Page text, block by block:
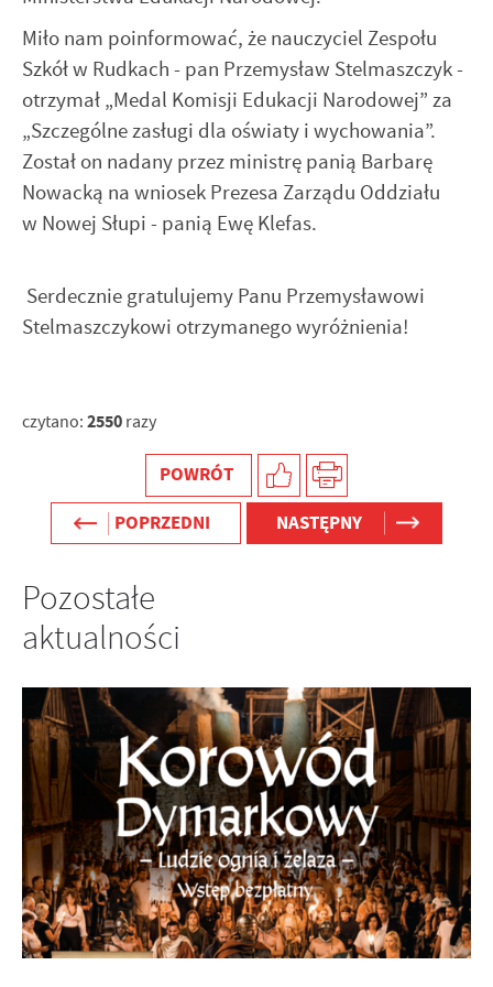
Miło nam poinformować, że nauczyciel Zespołu
Szkół w Rudkach - pan Przemysław Stelmaszczyk -
otrzymał „Medal Komisji Edukacji Narodowej” za
„Szczególne zasługi dla oświaty i wychowania”.
Został on nadany przez ministrę panią Barbarę
Nowacką na wniosek Prezesa Zarządu Oddziału
w Nowej Słupi - panią Ewę Klefas.
Serdecznie gratulujemy Panu Przemysławowi
Stelmaszczykowi otrzymanego wyróżnienia!
czytano: 2550 razy
POWRÓT
POPRZEDNI
NASTĘPNY
Pozostałe
aktualności
internetowej. Treści promocyjne mogą pojawić się na
stronach podmiotów trzecich lub firm będących naszymi
partnerami oraz innych dostawców usług. Firmy te działają
w charakterze pośredników prezentujących nasze treści w
postaci wiadomości, ofert, komunikatów mediów
społecznościowych.